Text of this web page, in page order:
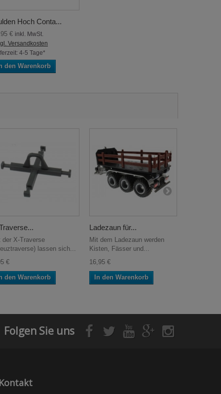
Hoch Conta...
€ inkl. MwSt.
Versandkosten
4-5 Tage*
den Warenkorb
der X-Traverse
lassen sich...
€
den Warenkorb
Ladezaun für...
Mit dem Ladezaun werden
Kisten, Fässer und...
16,95 €
In den Warenkorb
Folgen Sie uns
Kontakt